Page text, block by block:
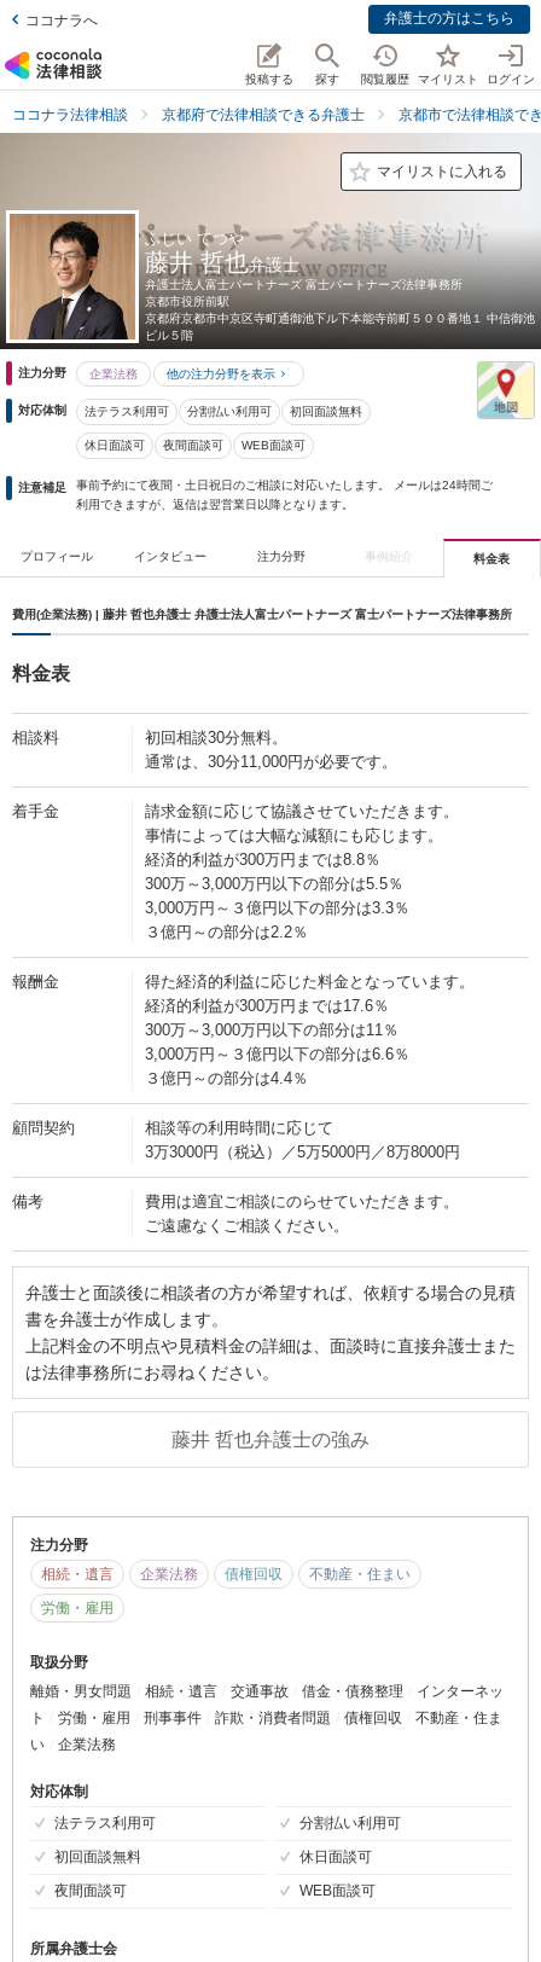
ココナラへ 弁護士の方はこちら
投稿する 探す 閲覧履歴 マイリスト ログイン
ココナラ法律相談 京都府で法律相談できる弁護士 京都市で法律相談で
マイリストに入れる
ふじい てつや
藤井 哲也弁護士
弁護士法人富士パートナーズ 富士パートナーズ法律事務所
京都市役所前駅
京都府京都市中京区寺町通御池下ル下本能寺前町５００番地１ 中信御池
ビル５階
注力分野 企業法務 他の注力分野を表示
対応体制 法テラス利用可 分割払い利用可 初回面談無料
休日面談可 夜間面談可 WEB面談可
注意補足
事前予約にて夜間・土日祝日のご相談に対応いたします。 メールは24時間ご
利用できますが、返信は翌営業日以降となります。
プロフィール インタビュー 注力分野 事例紹介 料金表
費用(企業法務) | 藤井 哲也弁護士 弁護士法人富士パートナーズ 富士パートナーズ法律事務所
料金表
相談料
初回相談30分無料。
通常は、30分11,000円が必要です。
着手金
請求金額に応じて協議させていただきます。
事情によっては大幅な減額にも応じます。
経済的利益が300万円までは8.8％
300万～3,000万円以下の部分は5.5％
3,000万円～３億円以下の部分は3.3％
３億円～の部分は2.2％
報酬金
得た経済的利益に応じた料金となっています。
経済的利益が300万円までは17.6％
300万～3,000万円以下の部分は11％
3,000万円～３億円以下の部分は6.6％
３億円～の部分は4.4％
顧問契約
相談等の利用時間に応じて
3万3000円（税込）／5万5000円／8万8000円
備考
費用は適宜ご相談にのらせていただきます。
ご遠慮なくご相談ください。
弁護士と面談後に相談者の方が希望すれば、依頼する場合の見積
書を弁護士が作成します。
上記料金の不明点や見積料金の詳細は、面談時に直接弁護士また
は法律事務所にお尋ねください。
藤井 哲也弁護士の強み
注力分野
相続・遺言
企業法務 債権回収
不動産・住まい
労働・雇用
取扱分野
離婚・男女問題
相続・遺言 交通事故 借金・債務整理
インターネッ
ト
労働・雇用 刑事事件 詐欺・消費者問題 債権回収
不動産・住ま
い
企業法務
対応体制
法テラス利用可
分割払い利用可
初回面談無料
休日面談可
夜間面談可
WEB面談可
所属弁護士会